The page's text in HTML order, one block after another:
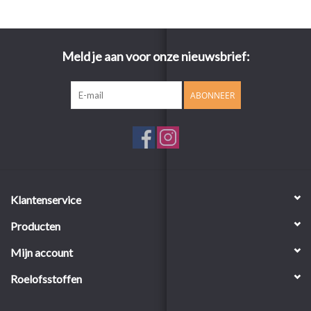
Meld je aan voor onze nieuwsbrief:
ABONNEER
Klantenservice
Producten
Mijn account
Roelofsstoffen